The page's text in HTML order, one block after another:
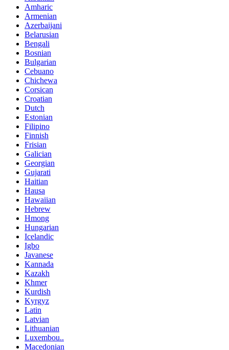
Amharic
Armenian
Azerbaijani
Belarusian
Bengali
Bosnian
Bulgarian
Cebuano
Chichewa
Corsican
Croatian
Dutch
Estonian
Filipino
Finnish
Frisian
Galician
Georgian
Gujarati
Haitian
Hausa
Hawaiian
Hebrew
Hmong
Hungarian
Icelandic
Igbo
Javanese
Kannada
Kazakh
Khmer
Kurdish
Kyrgyz
Latin
Latvian
Lithuanian
Luxembou..
Macedonian